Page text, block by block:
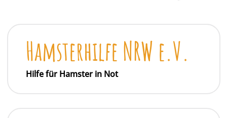
Hamsterhilfe NRW e.V.
Hilfe für Hamster in Not